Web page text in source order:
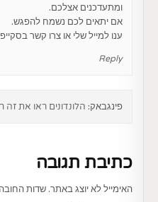
ומתעדכנים אצלכם.
אם יתאים לכם נשמח להפגש.
ענו למייל שלי או צרו קשר
Reply
פינגבאק: הלונדונים ראו את זה
כתיבת תגובה
האימייל לא יוצג באתר. שדות